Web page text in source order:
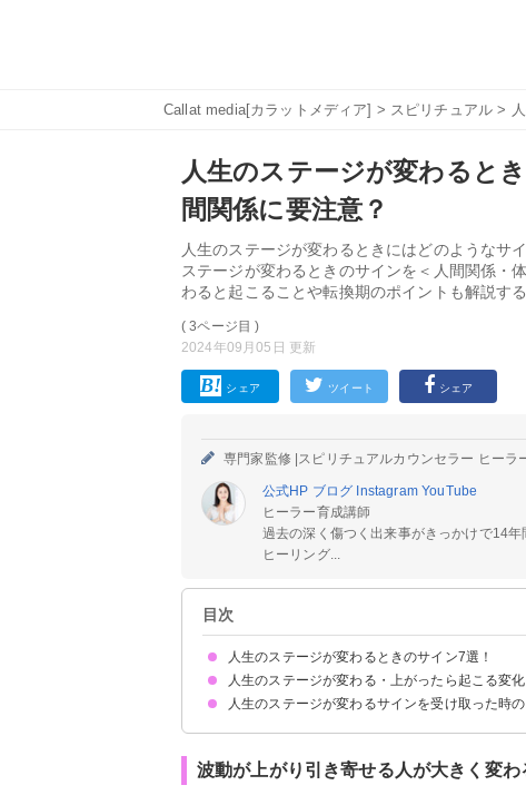
Callat media[カラットメディア] > スピリチュアル >
人生のステージが変わると
間関係に要注意？
人生のステージが変わるときにはどのようなサ
ステージが変わるときのサインを＜人間関係・
わると起こることや転換期のポイントも解説す
( 3ページ目 )
2024年09月05日 更新
シェア ツイート シェア
専門家監修 | スピリチュアルカウンセラー ヒー
公式HP ブログ InstagramYouTube
ヒーラー育成講師
過去の深く傷つく出来事がきっかけで14
ヒーリング...
目次
人生のステージが変わるときのサイン7選！
①謎の体調不良が続く
②ついてないことが続く
③寝ても寝ても眠いと感じる
④無性に断捨離をしたくなる
⑤人間関係が変わる
⑥恋愛関係にあった相手との別れや離婚
⑦大抵のことが退屈に感じる
⑧仕事にやりがいを感じられなくなる
人生のステージが変わる・上がったら起こる変化
波動が上がり引き寄せる人が大きく変わる
孤独を感じるようになる
人生のステージが変わるサインを受け取った時
波動が上がり引き寄せる人が大きく変わ